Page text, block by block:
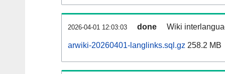
2026-04-01 12:03:03 done Wiki
arwiki-20260401-langlinks.sql.gz 258.2 MB